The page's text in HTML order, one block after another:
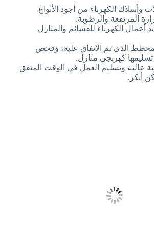
وأسلاك الكهرباء من أجود الأنواع
المرتفعة والرطوبة.
أعمال الكهرباء للقسائم والمنازل
الذي تم الاتفاق عليه، وفحص
تسليمها كهربجي منازل.
عالية وتسليم العمل في الوقت المتفق
أبكر.